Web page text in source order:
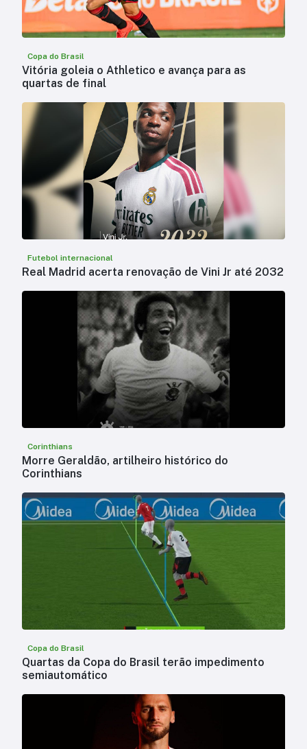
Copa do Brasil
Vitória goleia o Athletico e avança para as
quartas de final
Futebol internacional
Real Madrid acerta renovação de Vini Jr até 2032
Corinthians
Morre Geraldão, artilheiro histórico do
Corinthians
Copa do Brasil
Quartas da Copa do Brasil terão impedimento
semiautomático